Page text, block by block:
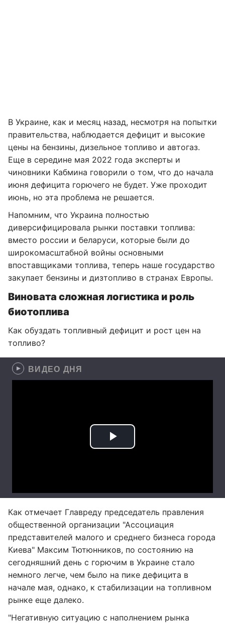
В Украине, как и месяц назад, несмотря на попытки
правительства, наблюдается дефицит и высокие
цены на бензины, дизельное топливо и автогаз.
Еще в середине мая 2022 года эксперты и
чиновники Кабмина говорили о том, что до начала
июня дефицита горючего не будет. Уже проходит
июнь, но эта проблема не решается.
Напомним, что Украина полностью
диверсифицировала рынки поставки топлива:
вместо россии и беларуси, которые были до
широкомасштабной войны основными
впоставщиками топлива, теперь наше государство
закупает бензины и дизтопливо в странах Европы.
Виновата сложная логистика и роль
биотоплива
Как обуздать топливный дефицит и рост цен на
топливо?
ВИДЕО ДНЯ
Как отмечает Главреду председатель правления
общественной организации "Ассоциация
представителей малого и среднего бизнеса города
Киева" Максим Тютюнников, по состоянию на
сегодняшний день с горючим в Украине стало
немного легче, чем было на пике дефицита в
начале мая, однако, к стабилизации на топливном
рынке еще далеко.
"Негативную ситуацию с наполнением рынка